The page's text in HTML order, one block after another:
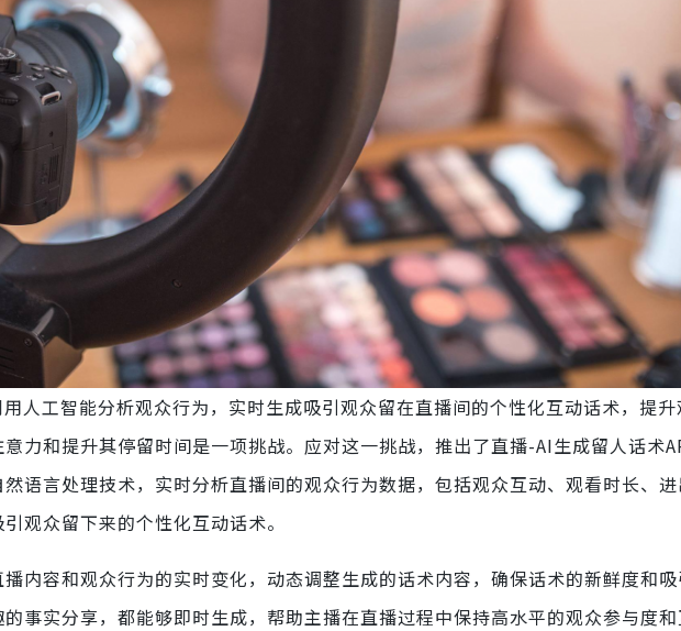
人工智能分析观众行为，实时生成吸引观众留在直播间的个性化互动话术，提
力和提升其停留时间是一项挑战。应对这一挑战，推出了直播-AI生成留人话术
语言处理技术，实时分析直播间的观众行为数据，包括观众互动、观看时长、
观众留下来的个性化互动话术。
内容和观众行为的实时变化，动态调整生成的话术内容，确保话术的新鲜度和
事实分享，都能够即时生成，帮助主播在直播过程中保持高水平的观众参与度和